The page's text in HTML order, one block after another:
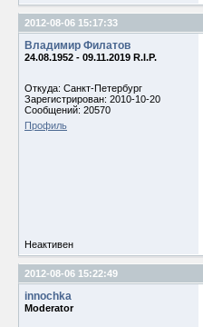
2012-08-06 15:17:33
Владимир Филатов
24.08.1952 - 09.11.2019 R.I.P.
Откуда: Санкт-Петербург
Зарегистрирован: 2010-10-20
Сообщений: 20570
Профиль
Неактивен
2012-08-06 15:22:49
innochka
Moderator